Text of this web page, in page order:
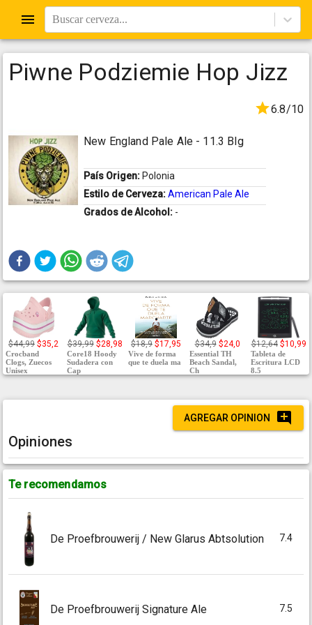
Buscar cerveza...
Piwne Podziemie Hop Jizz
6.8/10
New England Pale Ale - 11.3 Blg
País Origen: Polonia
Estilo de Cerveza:American Pale Ale
Grados de Alcohol: -
$44,99 $35,2
Crocband
Clogs, Zuecos
Unisex
$39,99 $28,98
Core18 Hoody
Sudadera con
Cap
$18,9 $17,95
Vive de forma
que te duela ma
$34,9 $24,0
Essential TH
Beach Sandal,
Ch
$12,64 $10,99
Tableta de
Escritura LCD
8.5
AGREGAR OPINION
Opiniones
Te recomendamos
De Proefbrouwerij / New Glarus Abtsolution 7.4
De Proefbrouwerij Signature Ale 7.5